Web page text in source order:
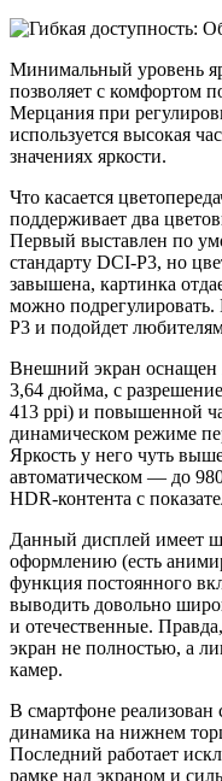
Минимальный уровень
позволяет с комфортом
Мерцания при
используется высокая
значениях яркости.
Что касается
поддерживает два
Первый выставлен по
стандарту DCI-P3, но
завышена, картинка
можно подрегулировать.
P3 и подойдет
Внешний экран
3,64 дюйма, с
413 ppi) и повышенной
динамическом режиме
Яркость у него чуть
автоматическом — до
HDR-контента с
Данный дисплей имеет
оформлению (есть
функция постоянного
выводить довольно
и отечественные.
экран не полностью, а
камер.
В смартфоне реализован
динамика на нижнем
Последний работает
рамке над экраном и